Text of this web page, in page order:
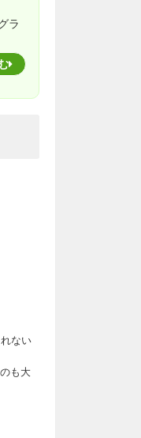
ラ
ない
も大